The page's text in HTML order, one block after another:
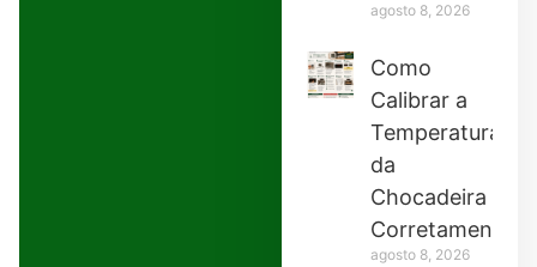
agosto 8, 2026
Como
Calibrar a
Temperatura
da
Chocadeira
Corretamente
agosto 8, 2026